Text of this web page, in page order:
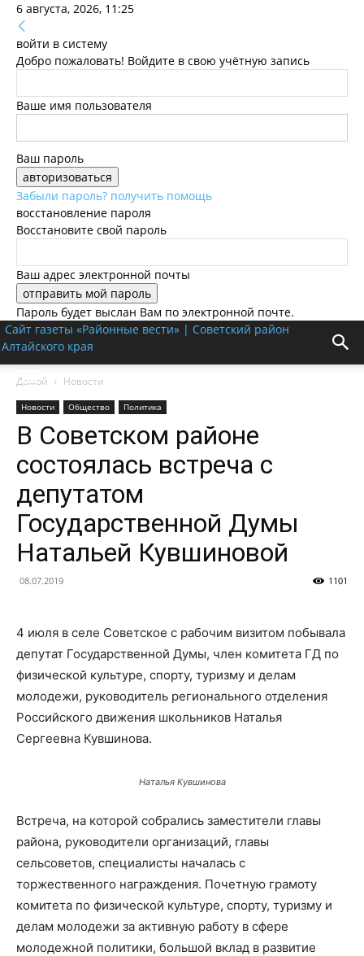
6 августа, 2026, 11:25
войти в систему
Добро пожаловать! Войдите в свою учётную запись
Ваше имя пользователя
Ваш пароль
Забыли пароль? получить помощь
восстановление пароля
Восстановите свой пароль
Ваш адрес электронной почты
Пароль будет выслан Вам по электронной почте.
Сайт газеты «Районные вести» | Советский район
Алтайского края
Домой Новости
Новости Общество Политика
В Советском районе
состоялась встреча с
депутатом
Государственной Думы
Натальей Кувшиновой
08.07.2019 1101
4 июля в селе Советское с рабочим визитом побывала
депутат Государственной Думы, член комитета ГД по
физической культуре, спорту, туризму и делам
молодежи, руководитель регионального отделения
Российского движения школьников Наталья
Сергеевна Кувшинова.
Наталья Кувшинова
Встреча, на которой собрались заместители главы
района, руководители организаций, главы
сельсоветов, специалисты началась с
торжественного награждения. Почетную грамоту
комитета по физической культуре, спорту, туризму и
делам молодежи за активную работу в сфере
молодежной политики, большой вклад в развитие